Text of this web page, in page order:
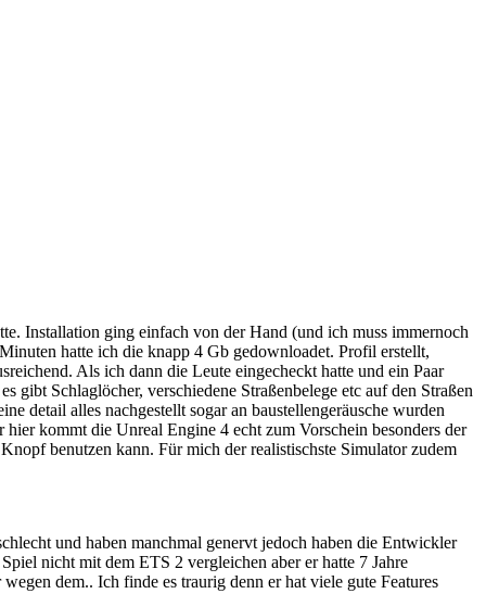
Installation ging einfach von der Hand (und ich muss immernoch
hatte ich die knapp 4 Gb gedownloadet. Profil erstellt,
Als ich dann die Leute eingecheckt hatte und ein Paar
Schlaglöcher, verschiedene Straßenbelege etc auf den Straßen
detail alles nachgestellt sogar an baustellengeräusche wurden
kommt die Unreal Engine 4 echt zum Vorschein besonders der
benutzen kann. Für mich der realistischste Simulator zudem
und haben manchmal genervt jedoch haben die Entwickler
nicht mit dem ETS 2 vergleichen aber er hatte 7 Jahre
dem.. Ich finde es traurig denn er hat viele gute Features